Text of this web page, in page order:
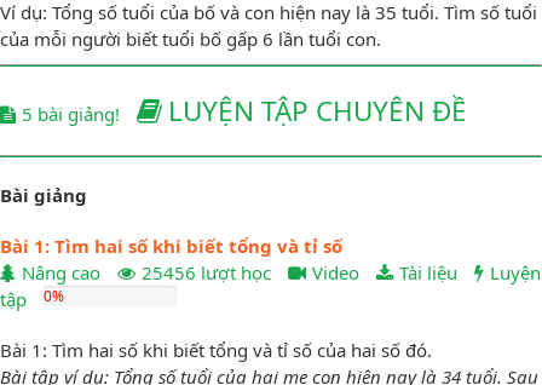
Ví dụ: Tổng số tuổi của bố và con hiện nay là 35 tuổi. Tìm số tuổi
của mỗi người biết tuổi bố gấp 6 lần tuổi con.
5 bài giảng! LUYỆN TẬP CHUYÊN ĐỀ
Bài giảng
Bài 1: Tìm hai số khi biết tổng và tỉ số
Nâng cao
25456 lượt học Video Tài liệu
Luyện
tập
0%
Bài 1: Tìm hai số khi biết tổng và tỉ số của hai số đó.
Bài tập ví dụ: Tổng số tuổi của hai mẹ con hiện nay là 34 tuổi. Sau